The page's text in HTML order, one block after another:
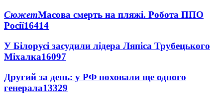
СюжетМасова смерть на пляжі. Робота ППО
Росії16414
У Білорусі засудили лідера Ляпіса Трубецького
Міхалка16097
Другий за день: у РФ поховали ще одного
генерала13329